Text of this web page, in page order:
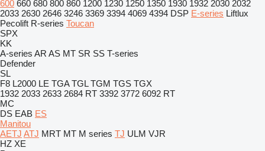
600 660 680 800 860 1200 1230 1250 1350 1930 1932 2030 2032
2033 2630 2646 3246 3369 3394 4069 4394 DSP E-series Liftlux
Pecolift R-series Toucan
SPX
KK
A-series AR AS MT SR SS T-series
Defender
SL
F8 L2000 LE TGA TGL TGM TGS TGX
1932 2033 2633 2684 RT 3392 3772 6092 RT
MC
DS EAB ES
Manitou
AETJ ATJ MRT MT M series TJ ULM VJR
HZ XE